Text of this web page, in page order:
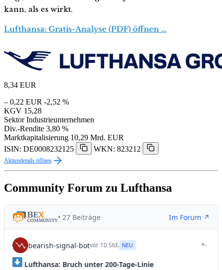
kann, als es wirkt.
Lufthansa: Gratis-Analyse (PDF) öffnen …
8,34 EUR
– 0,22 EUR -2,52 %
KGV 15,28
Sektor Industrieunternehmen
Div.-Rendite 3,80 %
Marktkapitalisierung 10,29 Mrd. EUR
ISIN: DE0008232125
WKN: 823212
Aktiendetails öffnen
Community Forum zu Lufthansa